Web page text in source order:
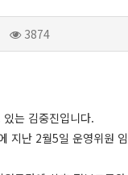
3874
는 김중진입니다.
지난 2월5일 운영위원